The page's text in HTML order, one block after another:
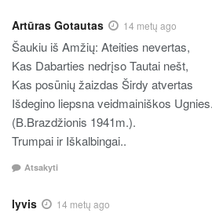
Artūras Gotautas 14 metų ago
Šaukiu iš Amžių: Ateities nevertas,
Kas Dabarties nedrįso Tautai nešt,
Kas posūnių žaizdas Širdy atvertas
Išdegino liepsna veidmainiškos Ugnies.
(B.Brazdžionis 1941m.).
Trumpai ir Iškalbingai..
Atsakyti
lyvis 14 metų ago